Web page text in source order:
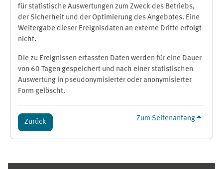
für statistische Auswertungen zum Zweck des Betriebs,
der Sicherheit und der Optimierung des Angebotes. Eine
Weitergabe dieser Ereignisdaten an externe Dritte erfolgt
nicht.
Die zu Ereignissen erfassten Daten werden für eine Dauer
von 60 Tagen gespeichert und nach einer statistischen
Auswertung in pseudonymisierter oder anonymisierter
Form gelöscht.
Zurück Zum Seitenanfang